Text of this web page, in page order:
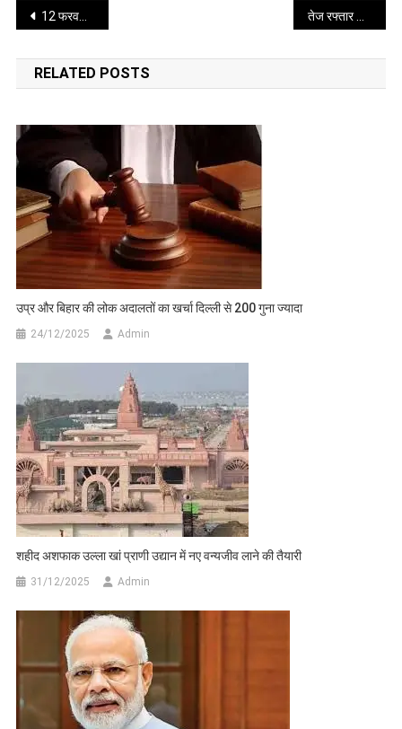
रहेगा
Post
navigation
12 फरवरी को 35 साल बाद बांग्लादेश को नया प्रधानमंत्री मिलेगा..भारत की पैनी नजर
RELATED POSTS
उप्र और बिहार की लोक अदालतों का खर्चा दिल्ली से 200 गुना ज्यादा
24/12/2025 Admin
शहीद अशफाक उल्ला खां प्राणी उद्यान में नए वन्यजीव लाने की तैयारी
31/12/2025 Admin